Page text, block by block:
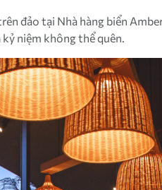
đảo tại Nhà hàng biển
niệm không thể quên.